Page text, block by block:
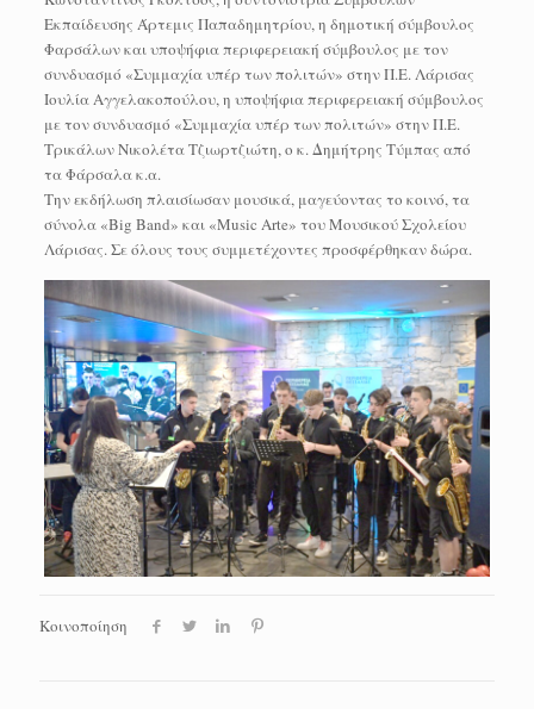
Εκπαίδευσης Άρτεμις Παπαδημητρίου, η δημοτική σύμβουλος
Φαρσάλων και υποψήφια περιφερειακή σύμβουλος με τον
συνδυασμό «Συμμαχία υπέρ των πολιτών» στην Π.Ε. Λάρισας
Ιουλία Αγγελακοπούλου, η υποψήφια περιφερειακή σύμβουλος
με τον συνδυασμό «Συμμαχία υπέρ των πολιτών» στην Π.Ε.
Τρικάλων Νικολέτα Τζιωρτζιώτη, ο κ. Δημήτρης Τύμπας από
τα Φάρσαλα κ.α.
Την εκδήλωση πλαισίωσαν μουσικά, μαγεύοντας το κοινό, τα
σύνολα «Big Band» και «Music Arte» του Μουσικού Σχολείου
Λάρισας. Σε όλους τους συμμετέχοντες προσφέρθηκαν δώρα.
Κοινοποίηση